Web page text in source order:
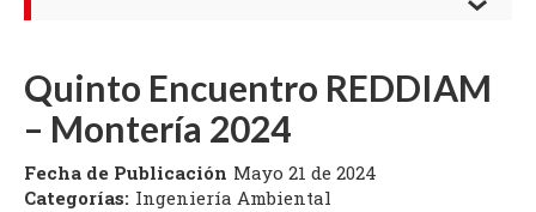
Quinto Encuentro REDDIAM
– Montería 2024
Fecha de Publicación Mayo 21 de 2024
Categorías: Ingeniería Ambiental